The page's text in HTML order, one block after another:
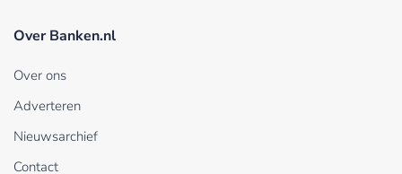
Over Banken.nl
Over ons
Adverteren
Nieuwsarchief
Contact